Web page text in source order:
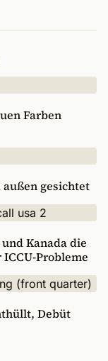
Farben
gesichtet
Kanada die
Probleme
Debüt